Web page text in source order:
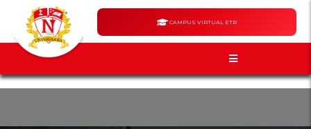
CAMPUS VIRTUAL ETR